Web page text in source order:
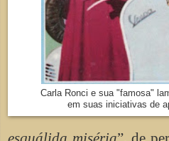
Carla Ronci e sua "famosa"
em suas iniciativas de